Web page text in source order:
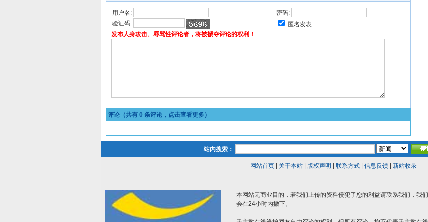
用户名:
密码:
验证码:
匿名发表
发布人身攻击、辱骂性评论者，将被褫夺评论的权利！
评论（共有 0 条评论，点击查看更多）
站内搜索：
网站首页| 关于本站| 版权声明 联系方式| 信息反馈| 新站收录
本网站无商业目的，若我们上传的资料侵犯了您的利益请联系我们，我们
会在24小时内撤下。